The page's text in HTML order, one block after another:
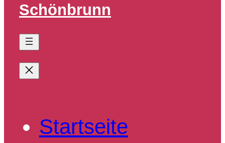
Schönbrunn
Startseite